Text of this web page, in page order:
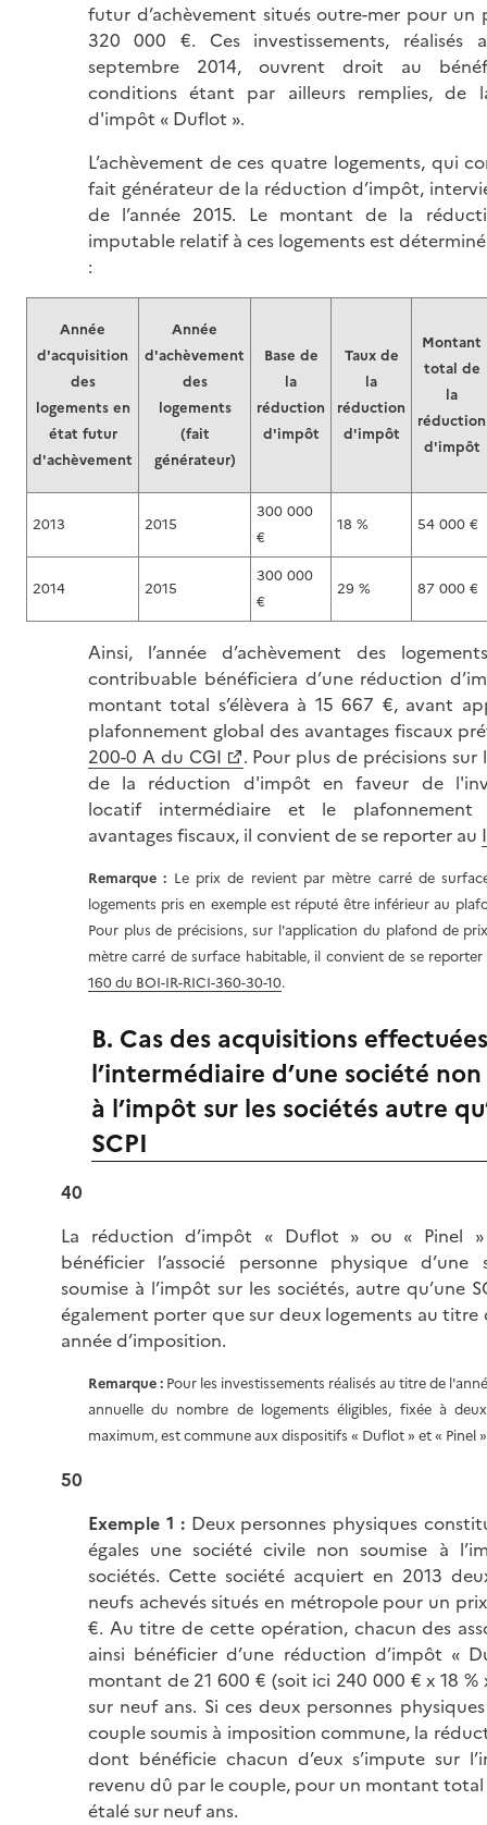
futur d’achèvement situés outre-mer pour
320 000 €. Ces investissements, réalisés
septembre 2014, ouvrent droit au
conditions étant par ailleurs remplies, de
d'impôt « Duflot ».
L’achèvement de ces quatre logements, qui
fait générateur de la réduction d’impôt,
de l’année 2015. Le montant de la
imputable relatif à ces logements est
:
Année
d'acquisition
des
logements en
état futur
d'achèvement
Année
d'achèvement
des
logements
(fait
générateur)
Base de
la
réduction
d'impôt
Taux de
la
réduction
d'impôt
Montant
total de
la
réduction
d'impôt
2013 2015
300 000
€
18 % 54 000 €
2014 2015
300 000
€
29 % 87 000 €
Ainsi, l’année d’achèvement des
contribuable bénéficiera d’une réduction
montant total s’élèvera à 15 667 €, avant
plafonnement global des avantages fiscaux
200-0 A du CGI
. Pour plus de précisions
de la réduction d'impôt en faveur de
locatif intermédiaire et le plafonnement
avantages fiscaux, il convient de se reporter au
Remarque : Le prix de revient par mètre carré de
logements pris en exemple est réputé être inférieur au
Pour plus de précisions, sur l'application du plafond de
mètre carré de surface habitable, il convient de se
160 du BOI-IR-RICI-360-30-10.
B. Cas des acquisitions
l’intermédiaire d’une société
à l’impôt sur les sociétés autre
SCPI
40
La réduction d’impôt « Duflot » ou « Pinel
bénéficier l’associé personne physique d’une
soumise à l’impôt sur les sociétés, autre qu’une
également porter que sur deux logements au titre
année d’imposition.
Remarque :Pour les investissements réalisés au titre de
annuelle du nombre de logements éligibles, fixée à
maximum, est commune aux dispositifs « Duflot » et « Pinel
50
Exemple 1 : Deux personnes physiques
égales une société civile non soumise à
sociétés. Cette société acquiert en 2013
neufs achevés situés en métropole pour un
€. Au titre de cette opération, chacun des
ainsi bénéficier d’une réduction d’impôt «
montant de 21 600 € (soit ici 240 000 € x 18 %
sur neuf ans. Si ces deux personnes
couple soumis à imposition commune, la
dont bénéficie chacun d’eux s’impute sur
revenu dû par le couple, pour un montant
étalé sur neuf ans.